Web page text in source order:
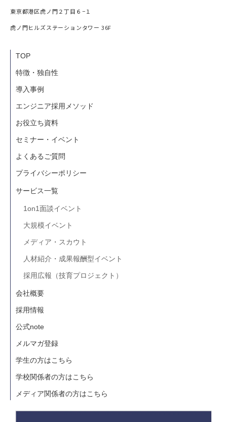
東京都港区虎ノ門２丁目６−１
虎ノ門ヒルズステーションタワー 36F
TOP
特徴・独自性
導入事例
エンジニア採用メソッド
お役立ち資料
セミナー・イベント
よくあるご質問
プライバシーポリシー
サービス一覧
1on1面談イベント
大規模イベント
メディア・スカウト
人材紹介・成果報酬型イベント
採用広報（技育プロジェクト）
会社概要
採用情報
公式note
メルマガ登録
学生の方はこちら
学校関係者の方はこちら
メディア関係者の方はこちら